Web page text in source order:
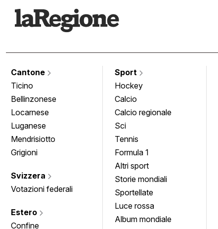
Cantone
Ticino
Bellinzonese
Locarnese
Luganese
Mendrisiotto
Grigioni
Svizzera
Votazioni federali
Estero
Confine
Sport
Hockey
Calcio
Calcio regionale
Sci
Tennis
Formula 1
Altri sport
Storie mondiali
Sportellate
Luce rossa
Album mondiale